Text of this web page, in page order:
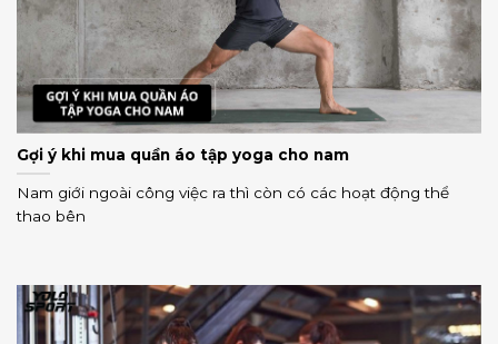
Gợi ý khi mua quần áo tập yoga cho nam
Nam giới ngoài công việc ra thì còn có các hoạt động thể
thao bên